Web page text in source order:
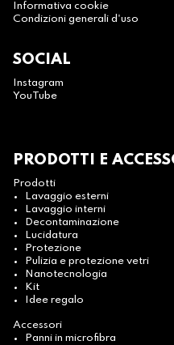
Informativa cookie
Condizioni generali d'uso
SOCIAL
Instagram
YouTube
PRODOTTI E
Prodotti
Lavaggio esterni
Lavaggio interni
Decontaminazione
Lucidatura
Protezione
Pulizia e protezione vetri
Nanotecnologia
Kit
Idee regalo
Accessori
Panni in microfibra